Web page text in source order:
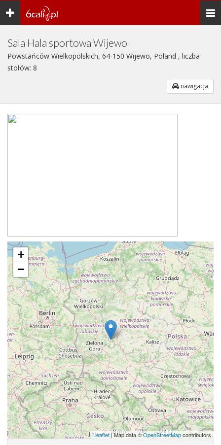
Toggle
navigation
Sala Hala sportowa Wijewo
Powstańców Wielkopolskich, 64-150 Wijewo, Poland , liczba
stołów: 8
nawigacja
+
−
Leaflet| Map data ©OpenStreetMapcontributors